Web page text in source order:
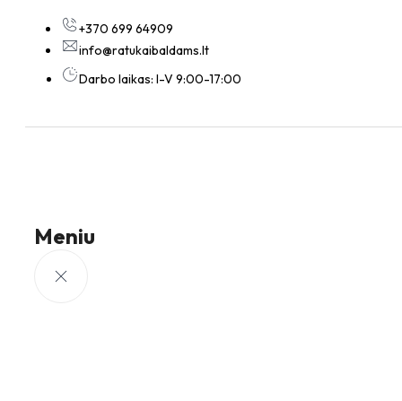
+370 699 64909
info@ratukaibaldams.lt
Darbo laikas: I-V 9:00-17:00
Meniu